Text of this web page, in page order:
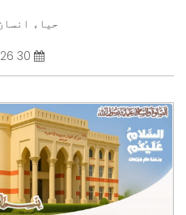
حیاء